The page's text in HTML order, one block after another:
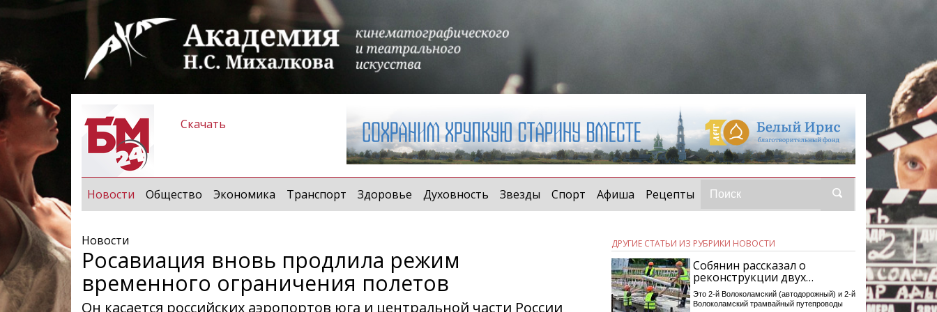
Скачать
Новости (current)
Общество Экономика Транспорт Здоровье Духовность Звезды Спорт Афиша Рецепты
Новости
Росавиация вновь продлила режим
временного ограничения полетов
Он касается российских аэропортов юга и центральной части России
ДРУГИЕ СТАТЬИ ИЗ РУБРИКИ НОВОСТИ
Собянин рассказал о
реконструкции двух…
Это 2-й Волоколамский (автодорожный) и 2-й
Волоколамский трамвайный путепроводы